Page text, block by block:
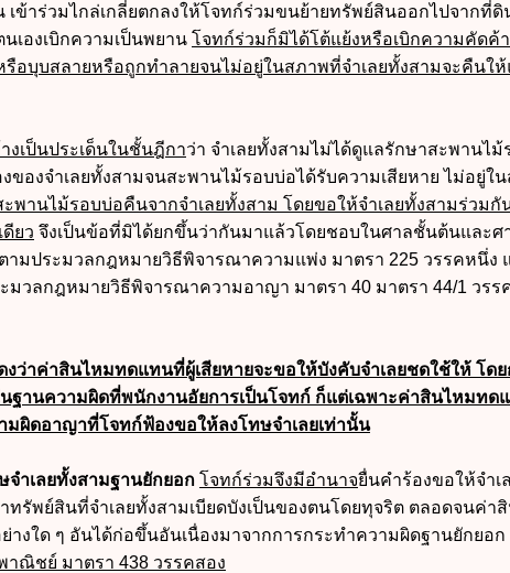
ข้าร่วมไกล่เกลี่ยตกลงให้โจทก์ร่วมขนย้ายทรัพย์สินออกไปจากที่ดิ
เองเบิกความเป็นพยาน โจทก์ร่วมก็มิได้โต้แย้งหรือเบิกความคัดค้
อบุบสลายหรือถูกทำลายจนไม่อยู่ในสภาพที่จำเลยทั้งสามจะคืนใ
งเป็นประเด็นในชั้นฎีกาว่า จำเลยทั้งสามไม่ได้ดูแลรักษาสะพานไม้
องจำเลยทั้งสามจนสะพานไม้รอบบ่อได้รับความเสียหาย ไม่อยู่ใ
พานไม้รอบบ่อคืนจากจำเลยทั้งสาม โดยขอให้จำเลยทั้งสามร่วมกั
ยว จึงเป็นข้อที่มิได้ยกขึ้นว่ากันมาแล้วโดยชอบในศาลชั้นต้นและศ
มประมวลกฎหมายวิธีพิจารณาความแพ่ง มาตรา 225 วรรคหนึ่ง
มวลกฎหมายวิธีพิจารณาความอาญา มาตรา 40 มาตรา 44/1 วรร
ว่าค่าสินไหมทดแทนที่ผู้เสียหายจะขอให้บังคับจำเลยชดใช้ให้ โด
ฐานความผิดที่พนักงานอัยการเป็นโจทก์ ก็แต่เฉพาะค่าสินไหมทด
มผิดอาญาที่โจทก์ฟ้องขอให้ลงโทษจำเลยเท่านั้น
ำเลยทั้งสามฐานยักยอก โจทก์ร่วมจึงมีอำนาจยื่นคำร้องขอให้จำเ
รัพย์สินที่จำเลยทั้งสามเบียดบังเป็นของตนโดยทุจริต ตลอดจนค่า
างใด ๆ อันได้ก่อขึ้นอันเนื่องมาจากการกระทำความผิดฐานยักยอก
ณิชย์ มาตรา 438 วรรคสอง